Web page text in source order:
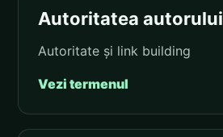
Autoritatea autorului
Autoritate și link building
Vezi termenul